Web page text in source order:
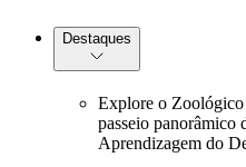
Destaques
Explore o
passeio panorâmico
Aprendizagem do